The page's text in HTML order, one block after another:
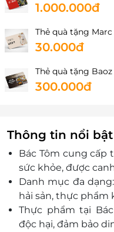
1.000.000đ
Thẻ quà tặng
30.000đ
Thẻ quà tặng
300.000đ
Thông tin nổi bật
Bác Tôm cung cấp
sức khỏe, được
Danh mục đa
hải sản, thực phẩm
Thực phẩm tại
độc hại, đảm bảo